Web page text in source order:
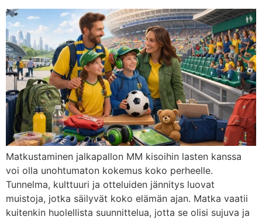
Matkustaminen jalkapallon MM kisoihin lasten kanssa
voi olla unohtumaton kokemus koko perheelle.
Tunnelma, kulttuuri ja otteluiden jännitys luovat
muistoja, jotka säilyvät koko elämän ajan. Matka vaatii
kuitenkin huolellista suunnittelua, jotta se olisi sujuva ja